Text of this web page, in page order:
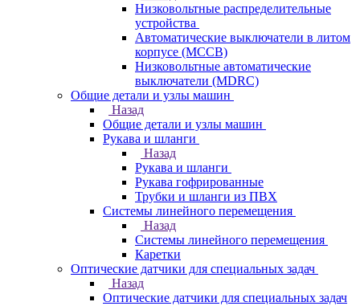
Низковольтные распределительные
устройства
Автоматические выключатели в литом
корпусе (MCCB)
Низковольтные автоматические
выключатели (MDRC)
Общие детали и узлы машин
Назад
Общие детали и узлы машин
Рукава и шланги
Назад
Рукава и шланги
Рукава гофрированные
Трубки и шланги из ПВХ
Системы линейного перемещения
Назад
Системы линейного перемещения
Каретки
Оптические датчики для специальных задач
Назад
Оптические датчики для специальных задач